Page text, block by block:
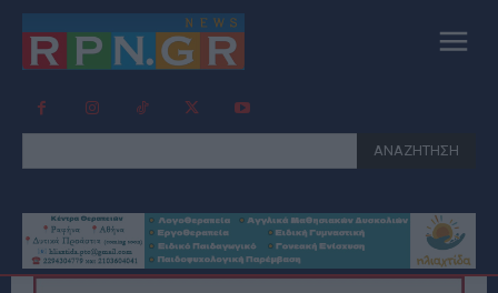
ΑΝΑΖΗΤΗΣΗ